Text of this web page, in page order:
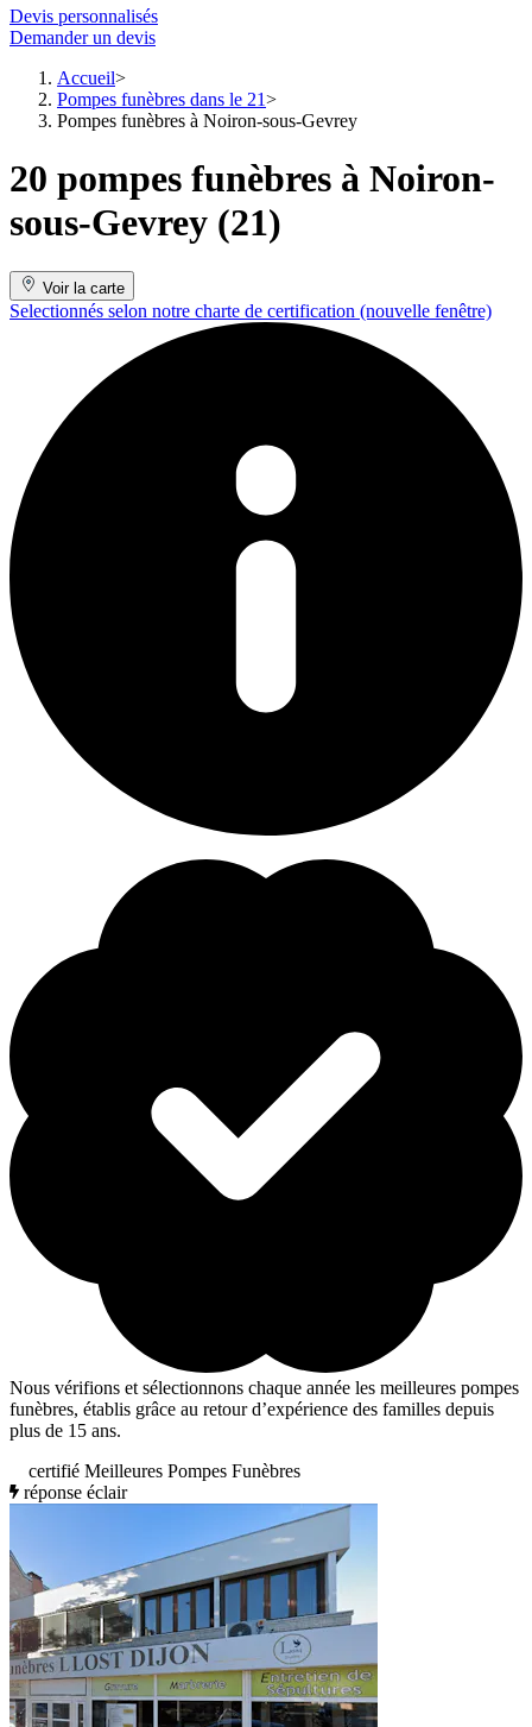
Devis personnalisés
Demander un devis
Accueil
Pompes funèbres dans le 21
Pompes funèbres à Noiron-sous-Gevrey
20 pompes funèbres à Noiron-
sous-Gevrey (21)
Voir la carte
Selectionnés selon notre charte de certification (nouvelle fenêtre)
Nous vérifions et sélectionnons chaque année les meilleures pompes
funèbres, établis grâce au retour d’expérience des familles depuis
plus de 15 ans.
certifié Meilleures Pompes Funèbres
réponse éclair